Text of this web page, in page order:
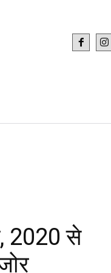
WEB
2020 से